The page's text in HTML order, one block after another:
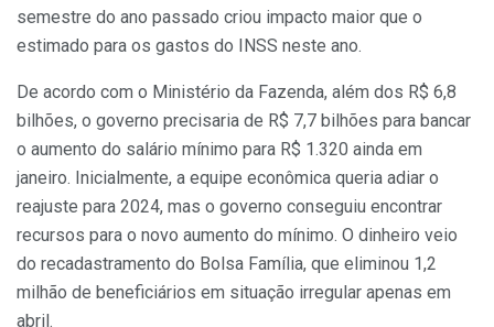
semestre do ano passado criou impacto maior que o
estimado para os gastos do INSS neste ano.
De acordo com o Ministério da Fazenda, além dos R$ 6,8
bilhões, o governo precisaria de R$ 7,7 bilhões para bancar
o aumento do salário mínimo para R$ 1.320 ainda em
janeiro. Inicialmente, a equipe econômica queria adiar o
reajuste para 2024, mas o governo conseguiu encontrar
recursos para o novo aumento do mínimo. O dinheiro veio
do recadastramento do Bolsa Família, que eliminou 1,2
milhão de beneficiários em situação irregular apenas em
abril.